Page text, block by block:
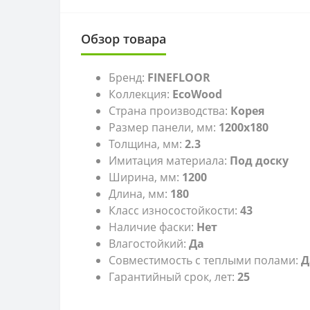
Обзор товара
Бренд: FINEFLOOR
Коллекция: EcoWood
Страна производства: Корея
Размер панели, мм: 1200x180
Толщина, мм: 2.3
Имитация материала: Под доску
Ширина, мм: 1200
Длина, мм: 180
Класс износостойкости: 43
Наличие фаски: Нет
Влагостойкий: Да
Совместимость с теплыми полами:
Гарантийный срок, лет: 25